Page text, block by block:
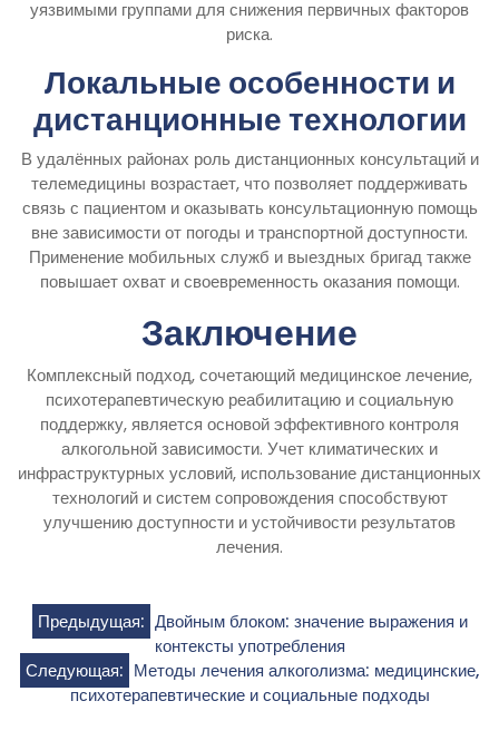
уязвимыми группами для снижения первичных факторов
риска.
Локальные особенности и
дистанционные технологии
В удалённых районах роль дистанционных консультаций и
телемедицины возрастает, что позволяет поддерживать
связь с пациентом и оказывать консультационную помощь
вне зависимости от погоды и транспортной доступности.
Применение мобильных служб и выездных бригад также
повышает охват и своевременность оказания помощи.
Заключение
Комплексный подход, сочетающий медицинское лечение,
психотерапевтическую реабилитацию и социальную
поддержку, является основой эффективного контроля
алкогольной зависимости. Учет климатических и
инфраструктурных условий, использование дистанционных
технологий и систем сопровождения способствуют
улучшению доступности и устойчивости результатов
лечения.
Навигация
по
записям
Предыдущая: Двойным блоком: значение выражения и
контексты употребления
Следующая: Методы лечения алкоголизма: медицинские,
психотерапевтические и социальные подходы